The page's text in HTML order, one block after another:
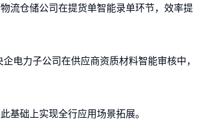
流仓储公司在提货单智能录单环节，效率提
电力子公司在供应商资质材料智能审核中，
基础上实现全行应用场景拓展。